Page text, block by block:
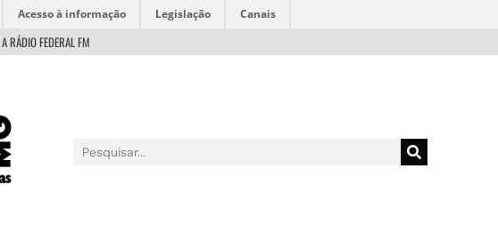
Acesso à informação Legislação Canais
RÁDIO FEDERAL FM